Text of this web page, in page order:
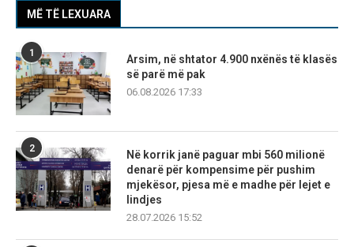
MË TË LEXUARA
1
Arsim, në shtator 4.900 nxënës të klasës
së parë më pak
06.08.2026 17:33
2
Në korrik janë paguar mbi 560 milionë
denarë për kompensime për pushim
mjekësor, pjesa më e madhe për lejet e
lindjes
28.07.2026 15:52